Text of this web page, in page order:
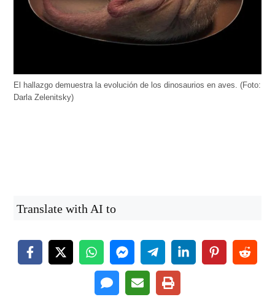
El hallazgo demuestra la evolución de los dinosaurios en aves. (Foto:
Darla Zelenitsky)
Translate with AI to